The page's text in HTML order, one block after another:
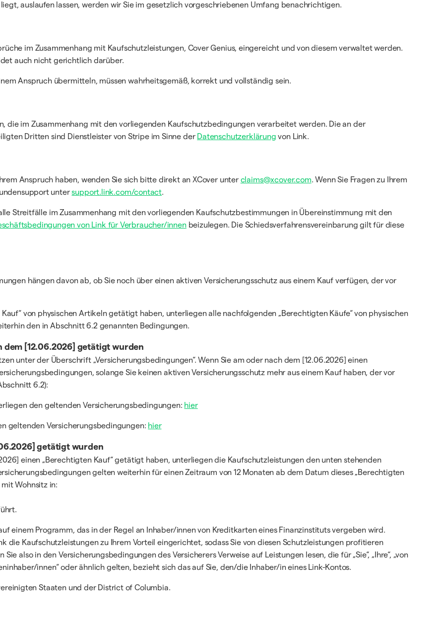
auslaufen lassen, werden wir Sie im gesetzlich vorgeschriebenen Umfang benachrichtigen.
im Zusammenhang mit Kaufschutzleistungen, Cover Genius, eingereicht und von diesem verwaltet werden.
auch nicht gerichtlich darüber.
Anspruch übermitteln, müssen wahrheitsgemäß, korrekt und vollständig sein.
die im Zusammenhang mit den vorliegenden Kaufschutzbedingungen verarbeitet werden. Die an der
Dritten sind Dienstleister von Stripe im Sinne der Datenschutzerklärung von Link.
Anspruch haben, wenden Sie sich bitte direkt an XCover unter claims@xcover.com. Wenn Sie Fragen zu Ihrem
untersupport.link.com/contact.
Streitfälle im Zusammenhang mit den vorliegenden Kaufschutzbestimmungen in Übereinstimmung mit den
von Link für Verbraucher/innenbeizulegen. Die Schiedsverfahrensvereinbarung gilt für diese
hängen davon ab, ob Sie noch über einen aktiven Versicherungsschutz aus einem Kauf verfügen, der vor
von physischen Artikeln getätigt haben, unterliegen alle nachfolgenden „Berechtigten Käufe“ von physischen
den in Abschnitt 6.2 genannten Bedingungen.
dem [12.06.2026] getätigt wurden
unter der Überschrift „Versicherungsbedingungen“. Wenn Sie am oder nach dem [12.06.2026] einen
solange Sie keinen aktiven Versicherungsschutz mehr aus einem Kauf haben, der vor
6.2):
den geltenden Versicherungsbedingungen: hier
geltenden Versicherungsbedingungen: hier
getätigt wurden
einen „Berechtigten Kauf“ getätigt haben, unterliegen die Kaufschutzleistungen den unten stehenden
gelten weiterhin für einen Zeitraum von 12 Monaten ab dem Datum dieses „Berechtigten
Wohnsitz in:
einem Programm, das in der Regel an Inhaber/innen von Kreditkarten eines Finanzinstituts vergeben wird.
die Kaufschutzleistungen zu Ihrem Vorteil eingerichtet, sodass Sie von diesen Schutzleistungen profitieren
also in den Versicherungsbedingungen des Versicherers Verweise auf Leistungen lesen, die für „Sie“, „Ihre“, „von
innen“ oder ähnlich gelten, bezieht sich das auf Sie, den/die Inhaber/in eines Link-Kontos.
Staaten und der District of Columbia.